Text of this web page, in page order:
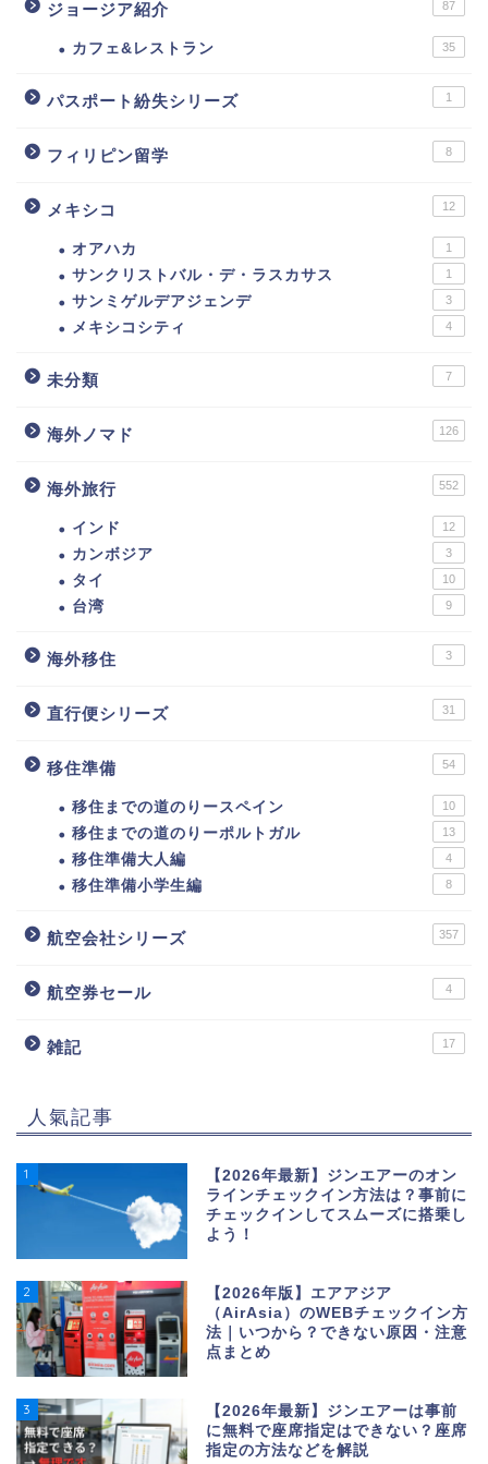
ジョージア紹介 87
カフェ&レストラン 35
パスポート紛失シリーズ 1
フィリピン留学 8
メキシコ 12
オアハカ 1
サンクリストバル・デ・ラスカサス 1
サンミゲルデアジェンデ 3
メキシコシティ 4
未分類 7
海外ノマド 126
海外旅行 552
インド 12
カンボジア 3
タイ 10
台湾 9
海外移住 3
直行便シリーズ 31
移住準備 54
移住までの道のりースペイン 10
移住までの道のりーポルトガル 13
移住準備大人編 4
移住準備小学生編 8
航空会社シリーズ 357
航空券セール 4
雑記 17
人氣記事
1
【2026年最新】ジンエアーのオン
ラインチェックイン方法は？事前に
チェックインしてスムーズに搭乗し
よう！
2
【2026年版】エアアジア
（AirAsia）のWEBチェックイン方
法｜いつから？できない原因・注意
点まとめ
3
【2026年最新】ジンエアーは事前
に無料で座席指定はできない？座席
指定の方法などを解説